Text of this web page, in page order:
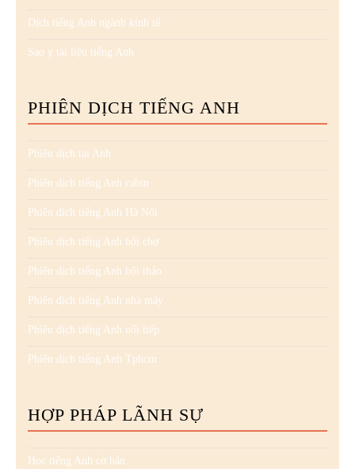
Dịch tiếng Anh ngành kinh tế
Sao y tài liệu tiếng Anh
PHIÊN DỊCH TIẾNG ANH
Phiên dịch tại Anh
Phiên dịch tiếng Anh cabin
Phiên dịch tiếng Anh Hà Nội
Phiên dịch tiếng Anh hội chợ
Phiên dịch tiếng Anh hội thảo
Phiên dịch tiếng Anh nhà máy
Phiên dịch tiếng Anh nối tiếp
Phiên dịch tiếng Anh Tphcm
HỢP PHÁP LÃNH SỰ
Học tiếng Anh cơ bản